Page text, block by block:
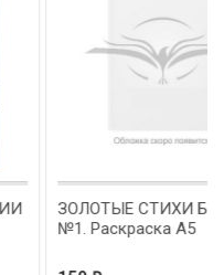
ЗОЛОТЫЕ СТИХИ БИБЛИИ
№1. Раскраска А5